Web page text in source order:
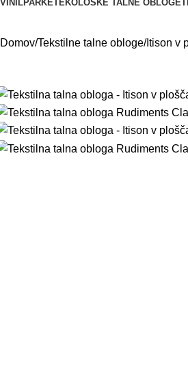
VINILPARKET EKOLOŠKE TALNE OBLOGE
Domov Tekstilne talne obloge Itison v